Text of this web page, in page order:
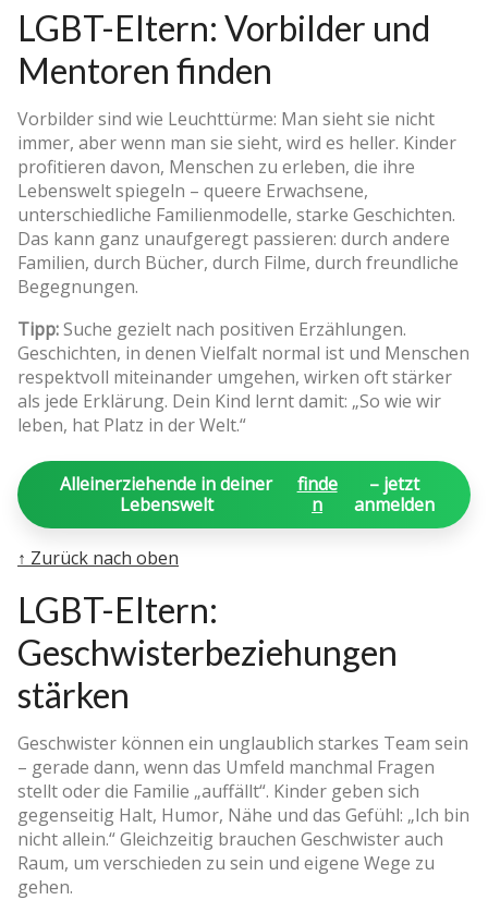
LGBT-Eltern: Vorbilder und
Mentoren finden
Vorbilder sind wie Leuchttürme: Man sieht sie nicht
immer, aber wenn man sie sieht, wird es heller. Kinder
profitieren davon, Menschen zu erleben, die ihre
Lebenswelt spiegeln – queere Erwachsene,
unterschiedliche Familienmodelle, starke Geschichten.
Das kann ganz unaufgeregt passieren: durch andere
Familien, durch Bücher, durch Filme, durch freundliche
Begegnungen.
Tipp:Suche gezielt nach positiven Erzählungen.
Geschichten, in denen Vielfalt normal ist und Menschen
respektvoll miteinander umgehen, wirken oft stärker
als jede Erklärung. Dein Kind lernt damit: „So wie wir
leben, hat Platz in der Welt.“
Alleinerziehende in deiner
Lebenswelt
finde
n
– jetzt
anmelden
↑ Zurück nach oben
LGBT-Eltern:
Geschwisterbeziehungen
stärken
Geschwister können ein unglaublich starkes Team sein
– gerade dann, wenn das Umfeld manchmal Fragen
stellt oder die Familie „auffällt“. Kinder geben sich
gegenseitig Halt, Humor, Nähe und das Gefühl: „Ich bin
nicht allein.“ Gleichzeitig brauchen Geschwister auch
Raum, um verschieden zu sein und eigene Wege zu
gehen.